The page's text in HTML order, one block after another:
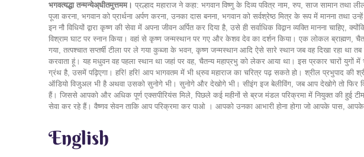
भगवत्यद्धा तन्मन्येअ्धीतमुत्तमम। प्रल्हाद महाराज ने कहा: भगवान विष्णु के दिव्य पवित्र नाम, रुप, साज सामान तथा
पूजा करना, भगवान को प्रार्थना अर्पण करना, उनका दास बनना, भगवान को सर्वश्रेष्ठ मित्र के रूप में मानना तथा
इन नौ विधियों द्वारा कृष्ण की सेवा में अपना जीवन अर्पित कर दिया है, उसे ही सर्वाधिक विद्वान व्यक्ति मानना
विश्राम घाट पर स्नान किया। वहां से कृष्ण जन्मस्थान पर गए और केशव देव का दर्शन किया। एक लोकल ब्राह्मण,
गया, तत्पश्चात सप्तर्षी टीला पर ले गया कुब्जा के भवन, कृष्ण जन्मस्थान आदि ऐसे सारे स्थान जब वह दिखा रहा
करवाता हूं। यह मधुवन वह पहला स्थान था जहां पर वह, चैतन्य महाप्रभु को लेकर आया था। इस प्रकार चारों
ग्रंथ है, उसमें पढ़िएगा। हरि! हरि! आप भागवतम में भी ध्रुव महाराज का चरित्र पढ़ सकते हो। श्रील प्रभुपाद की
ऑडियो विजुअल भी है अथवा उसको सुनोगे भी। सुनोगे और देखोगे भी। सीइंग इज बेलीविंग, जब आप देखोगे तो फिर
हैं। जिससे आपको और अधिक पूर्ण एक्सपीरियंस मिले, पिछले कई महीनों से ब्रज मंडल परिक्रमा में नियुक्त की हुई
सेवा कर रहे हैं। वैष्णव सेवन ताकि आप परिक्रमा कर पाओ । आपको उनका आभारी होना होगा जो आपके पास,
English